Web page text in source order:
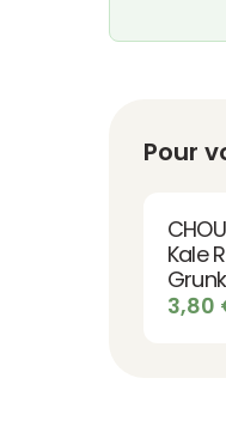
Pour
Kale
3,80